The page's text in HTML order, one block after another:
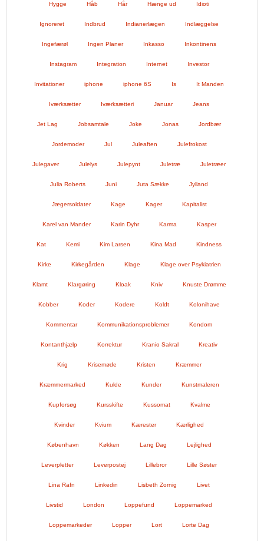
Hygge Håb Hår Hænge ud Idioti
Ignoreret Indbrud Indianerlægen Indlæggelse
Ingefærøl Ingen Planer Inkasso Inkontinens
Instagram Integration Internet Investor
Invitationer iphone iphone 6S Is It Manden
Iværksætter Iværksætteri Januar Jeans
Jet Lag Jobsamtale Joke Jonas Jordbær
Jordemoder Jul Juleaften Julefrokost
Julegaver Julelys Julepynt Juletræ Juletræer
Julia Roberts Juni Juta Sække Jylland
Jægersoldater Kage Kager Kapitalist
Karel van Mander Karin Dyhr Karma Kasper
Kat Kemi Kim Larsen Kina Mad Kindness
Kirke Kirkegården Klage Klage over Psykiatrien
Klamt Klargøring Kloak Kniv Knuste Drømme
Kobber Koder Kodere Koldt Kolonihave
Kommentar Kommunikationsproblemer Kondom
Kontanthjælp Korrektur Kranio Sakral Kreativ
Krig Krisemøde Kristen Kræmmer
Kræmmermarked Kulde Kunder Kunstmaleren
Kupforsøg Kursskifte Kussomat Kvalme
Kvinder Kvium Kærester Kærlighed
København Køkken Lang Dag Lejlighed
Leverpletter Leverpostej Lillebror Lille Søster
Lina Rafn Linkedin Lisbeth Zornig Livet
Livstid London Loppefund Loppemarked
Loppemarkeder Lopper Lort Lorte Dag